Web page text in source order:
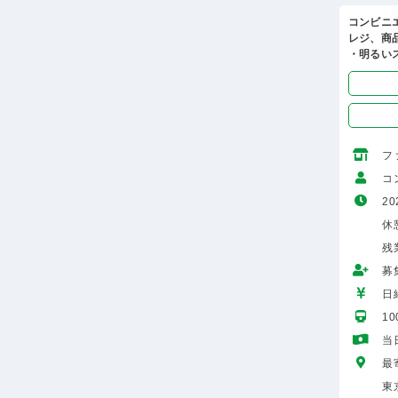
コンビニ
レジ、商
・明る
フ
コ
休
残
募
日
当
最
東